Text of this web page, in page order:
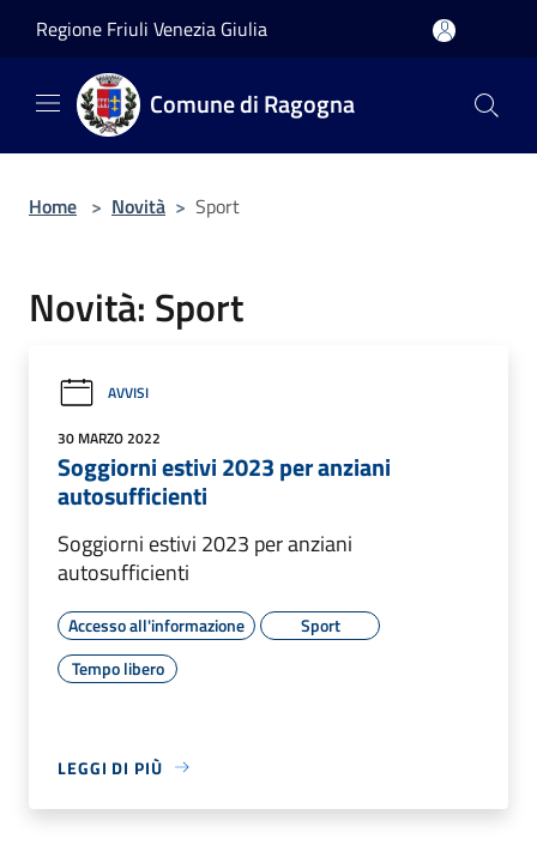
Regione Friuli Venezia Giulia
Comune di Ragogna
Home > Novità > Sport
Novità: Sport
AVVISI
30 MARZO 2022
Soggiorni estivi 2023 per anziani
autosufficienti
Soggiorni estivi 2023 per anziani
autosufficienti
Accesso all'informazione
Sport
Tempo libero
LEGGI DI PIÙ